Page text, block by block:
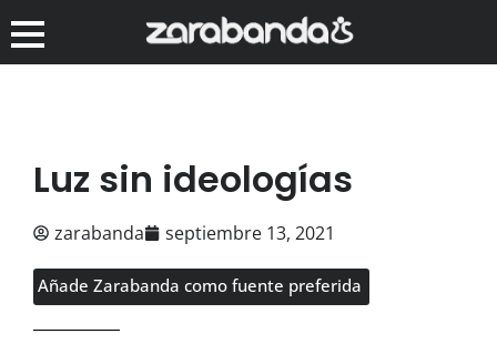
Luz sin ideologías
zarabanda septiembre 13, 2021
Añade Zarabanda como fuente preferida